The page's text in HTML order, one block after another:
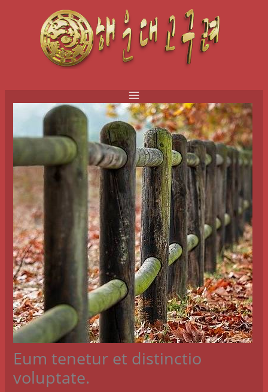
너
Eum tenetur et distinctio
voluptate.